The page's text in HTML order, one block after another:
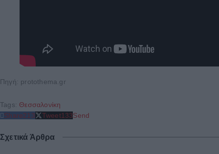
Πηγή: protothema.gr
Tags: Θεσσαλονίκη
Share213 Tweet133Send
Σχετικά Άρθρα